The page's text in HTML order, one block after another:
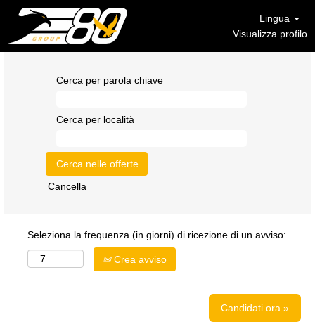
Lingua
Visualizza profilo
Cerca per parola chiave
Cerca per località
Cancella
Seleziona la frequenza (in giorni) di ricezione di un avviso:
Crea avviso
Candidati ora »